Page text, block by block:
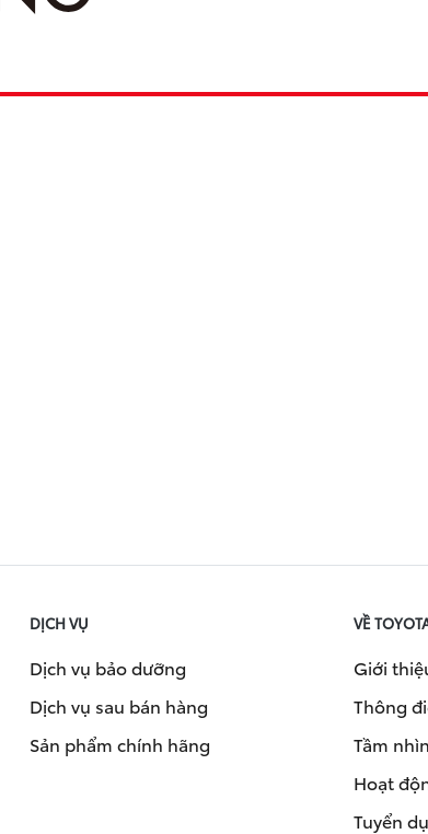
DỊCH VỤ
Dịch vụ bảo dưỡng
Dịch vụ sau bán hàng
Sản phẩm chính hãng
VỀ
Giới
Thông
Tầm
Hoạt
Tuyển